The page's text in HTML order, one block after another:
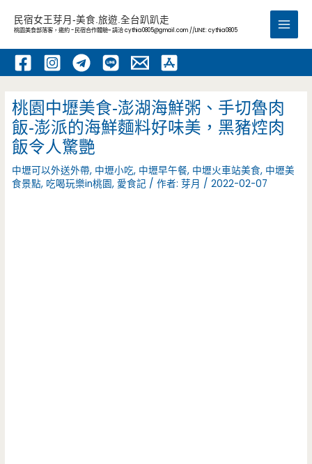
內
民宿女王芽月-美食.旅遊.全台趴趴走
桃園美食部落客，邀約 -民宿合作體驗~ 請洽cythia0805@gmail.com //LINE: cythia0805
Main
桃園中壢美食-澎湖海鮮粥、手切魯肉
飯-澎派的海鮮麵料好味美，黑豬焢肉
飯令人驚艷
中壢可以外送外帶, 中壢小吃, 中壢早午餐, 中壢火車站美食, 中壢美
食景點, 吃喝玩樂in桃園, 愛食記 / 作者:芽月 /2022-02-07